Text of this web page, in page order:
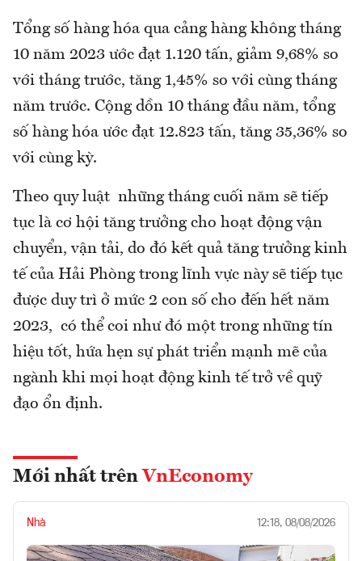
Tổng số hàng hóa qua cảng hàng không tháng
10 năm 2023 ước đạt 1.120 tấn, giảm 9,68% so
với tháng trước, tăng 1,45% so với cùng tháng
năm trước. Cộng dồn 10 tháng đầu năm, tổng
số hàng hóa ước đạt 12.823 tấn, tăng 35,36% so
với cùng kỳ.
Theo quy luật những tháng cuối năm sẽ tiếp
tục là cơ hội tăng trưởng cho hoạt động vận
chuyển, vận tải, do đó kết quả tăng trưởng kinh
tế của Hải Phòng trong lĩnh vực này sẽ tiếp tục
được duy trì ở mức 2 con số cho đến hết năm
2023, có thể coi như đó một trong những tín
hiệu tốt, hứa hẹn sự phát triển mạnh mẽ của
ngành khi mọi hoạt động kinh tế trở về quỹ
đạo ổn định.
Mới nhất trên VnEconomy
Nhà 12:18, 08/08/2026